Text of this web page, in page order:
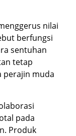
nilai
berfungsi
sentuhan
tetap
perajin muda
pada
Produk